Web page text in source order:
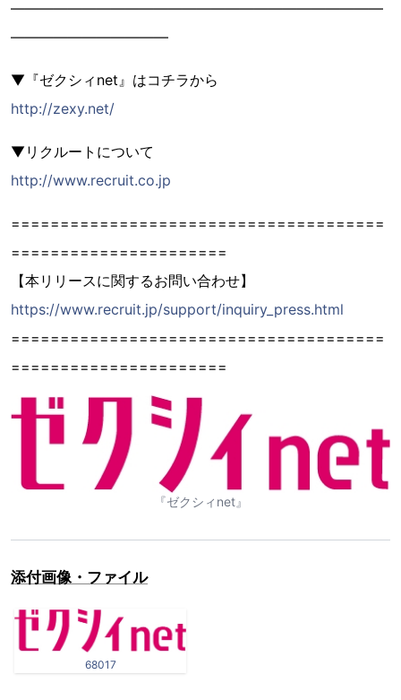
――――――――――――――――――――――――――
―――――――――――
▼『ゼクシィnet』はコチラから
http://zexy.net/
▼リクルートについて
http://www.recruit.co.jp
======================================
======================
【本リリースに関するお問い合わせ】
https://www.recruit.jp/support/inquiry_press.html
======================================
======================
『ゼクシィnet』
添付画像・ファイル
68017